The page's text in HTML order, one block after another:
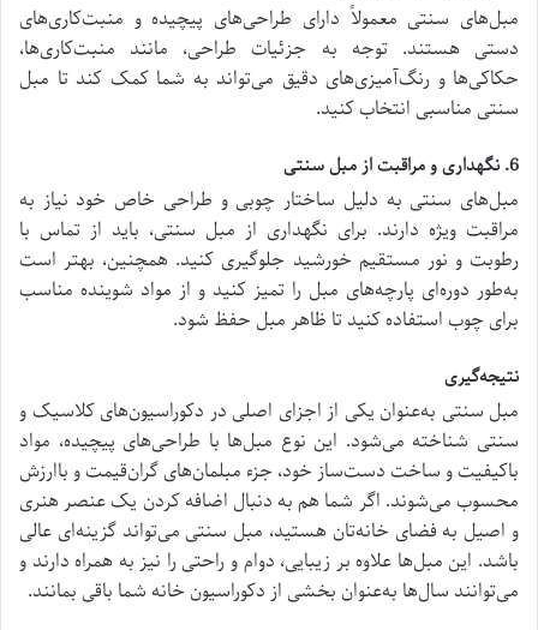
مبل‌های سنتی معمولاً دارای طراحی‌های پیچیده و منبت‌کاری‌های
دستی هستند. توجه به جزئیات طراحی، مانند منبت‌کاری‌ها،
حکاکی‌ها و رنگ‌آمیزی‌های دقیق می‌تواند به شما کمک کند تا مبل
سنتی مناسبی انتخاب کنید.
6. نگهداری و مراقبت از مبل سنتی
مبل‌های سنتی به دلیل ساختار چوبی و طراحی خاص خود نیاز به
مراقبت ویژه دارند. برای نگهداری از مبل سنتی، باید از تماس با
رطوبت و نور مستقیم خورشید جلوگیری کنید. همچنین، بهتر است
به‌طور دوره‌ای پارچه‌های مبل را تمیز کنید و از مواد شوینده مناسب
برای چوب استفاده کنید تا ظاهر مبل حفظ شود.
نتیجه‌گیری
مبل سنتی به‌عنوان یکی از اجزای اصلی در دکوراسیون‌های کلاسیک و
سنتی شناخته می‌شود. این نوع مبل‌ها با طراحی‌های پیچیده، مواد
باکیفیت و ساخت دست‌ساز خود، جزء مبلمان‌های گران‌قیمت و باارزش
محسوب می‌شوند. اگر شما هم به دنبال اضافه کردن یک عنصر هنری
و اصیل به فضای خانه‌تان هستید، مبل سنتی می‌تواند گزینه‌ای عالی
باشد. این مبل‌ها علاوه بر زیبایی، دوام و راحتی را نیز به همراه دارند و
می‌توانند سال‌ها به‌عنوان بخشی از دکوراسیون خانه شما باقی بمانند.